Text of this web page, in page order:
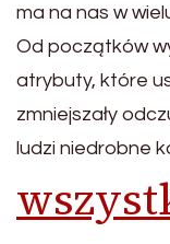
ma na nas w
Od początków
atrybuty, które
zmniejszały
ludzi niedrobne